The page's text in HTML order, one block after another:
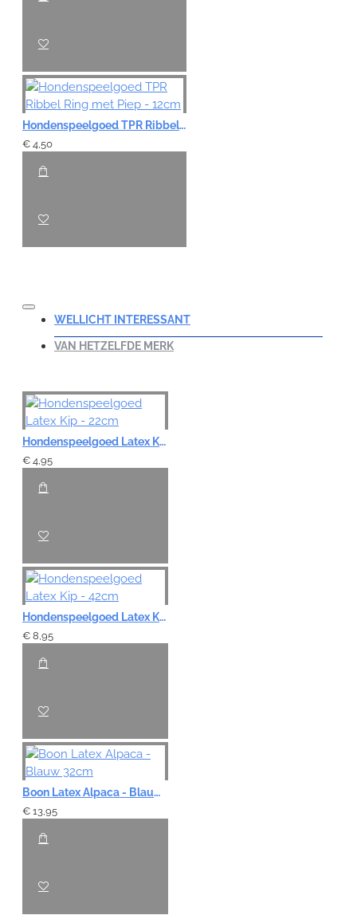
Hondenspeelgoed TPR Ribbel Ring met Piep - 12cm
€ 4,50
WELLICHT INTERESSANT
VAN HETZELFDE MERK
Hondenspeelgoed Latex Kip - 22cm
€ 4,95
Hondenspeelgoed Latex Kip - 42cm
€ 8,95
Boon Latex Alpaca - Blauw 32cm
€ 13,95